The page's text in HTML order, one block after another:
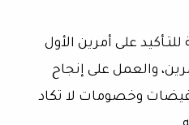
على أمرين الأول
والعمل على إنجاح
وخصومات لا تكاد